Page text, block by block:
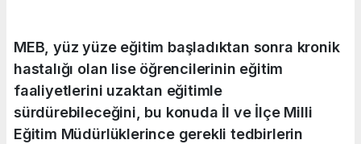
MEB, yüz yüze eğitim başladıktan sonra kronik
hastalığı olan lise öğrencilerinin eğitim
faaliyetlerini uzaktan eğitimle
sürdürebileceğini, bu konuda İl ve İlçe Milli
Eğitim Müdürlüklerince gerekli tedbirlerin